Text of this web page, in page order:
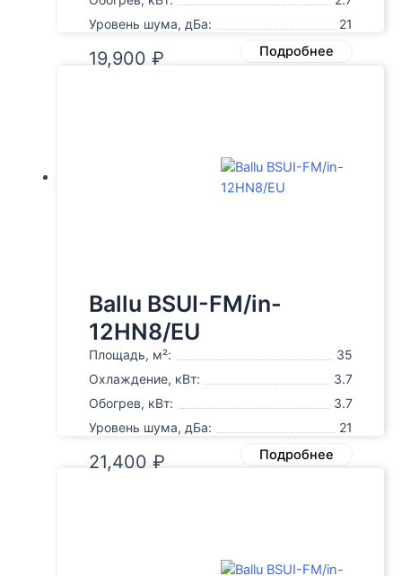
Уровень шума, дБа:
21
19,900 ₽ Подробнее
Ballu BSUI-FM/in-
12HN8/EU
Площадь, м²:
35
Охлаждение, кВт:
3.7
Обогрев, кВт:
3.7
Уровень шума, дБа:
21
21,400 ₽ Подробнее